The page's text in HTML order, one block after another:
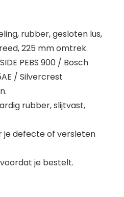
rubber, gesloten lus,
225 mm omtrek.
PEBS 900 / Bosch
/ Silvercrest
rubber, slijtvast,
je defecte of versleten
je bestelt.